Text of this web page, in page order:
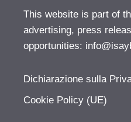
This website is part of
advertising, press
opportunities:
Dichiarazione sulla
Cookie Policy (UE)